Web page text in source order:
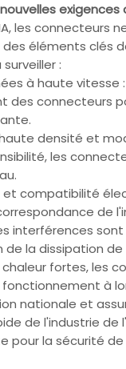
les connecteurs
des éléments clés
:
à haute vitesse
des connecteurs
densité et
les
et compatibilité
de
interférences
de la dissipation
fortes, les
à
nationale et
de l'industrie de
pour la sécurité